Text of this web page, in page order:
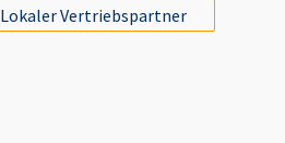
Lokaler Vertriebspartner